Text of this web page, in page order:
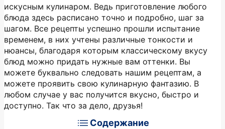
искусным кулинаром. Ведь приготовление любого
блюда здесь расписано точно и подробно, шаг за
шагом. Все рецепты успешно прошли испытание
временем, в них учтены различные тонкости и
нюансы, благодаря которым классическому вкусу
блюд можно придать нужные вам оттенки. Вы
можете буквально следовать нашим рецептам, а
можете проявить свою кулинарную фантазию. В
любом случае у вас получится вкусно, быстро и
доступно. Так что за дело, друзья!
Содержание